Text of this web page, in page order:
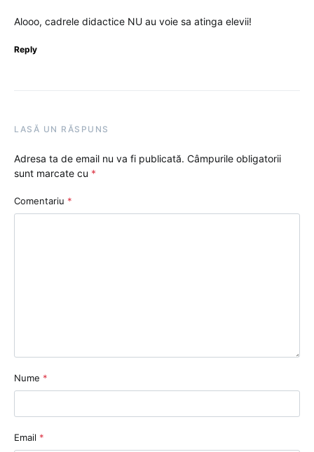
Alooo, cadrele didactice NU au voie sa atinga elevii!
Reply
LASĂ UN RĂSPUNS
Adresa ta de email nu va fi publicată. Câmpurile obligatorii
sunt marcate cu *
Comentariu *
Nume *
Email *